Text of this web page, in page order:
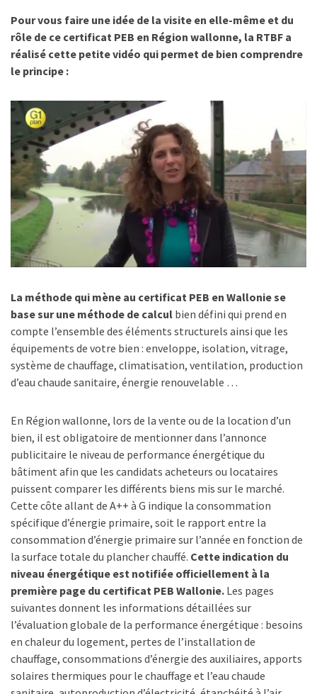
Pour vous faire une idée de la visite en elle-même et du
rôle de ce certificat PEB en Région wallonne, la RTBF a
réalisé cette petite vidéo qui permet de bien comprendre
le principe :
La méthode qui mène au certificat PEB en Wallonie se
base sur une méthode de calcul bien défini qui prend en
compte l’ensemble des éléments structurels ainsi que les
équipements de votre bien : enveloppe, isolation, vitrage,
système de chauffage, climatisation, ventilation, production
d’eau chaude sanitaire, énergie renouvelable …
En Région wallonne, lors de la vente ou de la location d’un
bien, il est obligatoire de mentionner dans l’annonce
publicitaire le niveau de performance énergétique du
bâtiment afin que les candidats acheteurs ou locataires
puissent comparer les différents biens mis sur le marché.
Cette côte allant de A++ à G indique la consommation
spécifique d’énergie primaire, soit le rapport entre la
consommation d’énergie primaire sur l’année en fonction de
la surface totale du plancher chauffé. Cette indication du
niveau énergétique est notifiée officiellement à la
première page du certificat PEB Wallonie. Les pages
suivantes donnent les informations détaillées sur
l’évaluation globale de la performance énergétique : besoins
en chaleur du logement, pertes de l’installation de
chauffage, consommations d’énergie des auxiliaires, apports
solaires thermiques pour le chauffage et l’eau chaude